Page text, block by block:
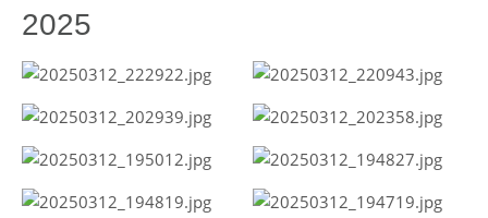
2025